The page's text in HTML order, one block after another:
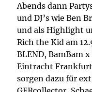
Abends dann
und DJ’s wie Ben
und als Highlight
Rich the Kid am
BLEND, BamBam
Eintracht Frankfurt
sorgen dazu für